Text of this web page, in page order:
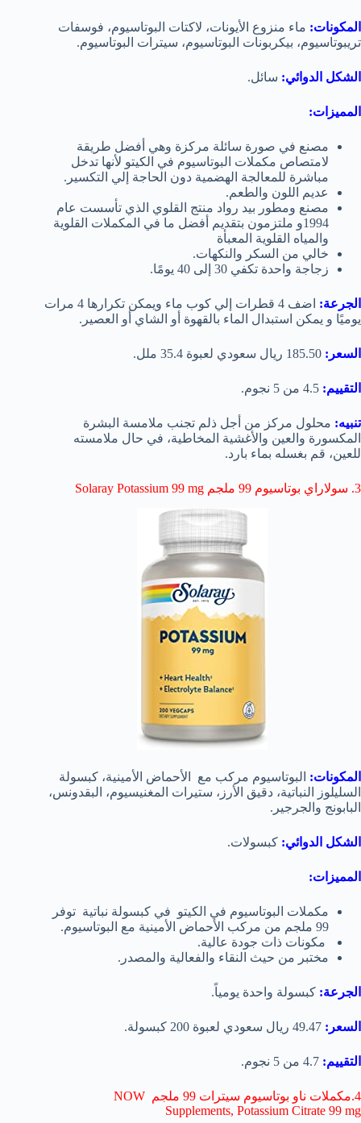
المكونات: ماء منزوع الأيونات، لاكتات البوتاسيوم، فوسفات
تريبوتاسيوم، بيكربونات البوتاسيوم، سيترات البوتاسيوم.
الشكل الدوائي: سائل.
المميزات:
مصنع في صورة سائلة مركزة وهي أفضل طريقة
لامتصاص مكملات البوتاسيوم في الكيتو لأنها تدخل
مباشرة للمعالجة الهضمية دون الحاجة إلي التكسير.
عديم اللون والطعم.
مصنع ومطور بيد رواد منتج القلوي الذي تأسست عام
1994و ملتزمون بتقديم أفضل ما في المكملات القلوية
والمياه القلوية المعبأة
خالي من السكر والنكهات.
زجاجة واحدة تكفي 30 إلى 40 يومًا.
الجرعة:
اضف 4 قطرات إلي كوب ماء ويمكن تكرارها 4 مرات
يوميًا و يمكن استبدال الماء بالقهوة أو الشاي أو العصير.
السعر: 185.50 ريال سعودي لعبوة 35.4 ملل.
التقييم:
تنبيه: محلول مركز من أجل ذلم تجنب ملامسة البشرة
المكسورة والعين والأغشية المخاطية، في حال ملامسته
للعين، قم بغسله بماء بارد.
3. سولاراي بوتاسيوم 99 ملجم Solaray Potassium 99 mg
المكونات: البوتاسيوم مركب مع الأحماض الأمينية، كبسولة
السليلوز النباتية، دقيق الأرز، ستيرات المغنيسيوم، البقدونس،
البابونج والجرجير.
الشكل الدوائي: كبسولات.
المميزات:
مكملات البوتاسيوم في الكيتو في كبسولة نباتية توفر
99 ملجم من مركب الأحماض الأمينية مع البوتاسيوم.
مكونات ذات جودة عالية.
مختبر من حيث النقاء والفعالية والمصدر.
الجرعة: كبسولة واحدة يومياً.
السعر: 49.47 ريال سعودي لعبوة 200 كبسولة.
التقييم: 4.7 من 5 نجوم.
4.مكملات ناو بوتاسيوم سيترات 99 ملجم NOW
Supplements, Potassium Citrate 99 mg